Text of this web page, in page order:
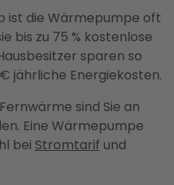
ist die Wärmepumpe oft
bis zu 75 % kostenlose
sparen so
jährliche Energiekosten.
sind Sie an
Eine Wärmepumpe
bei Stromtarif und